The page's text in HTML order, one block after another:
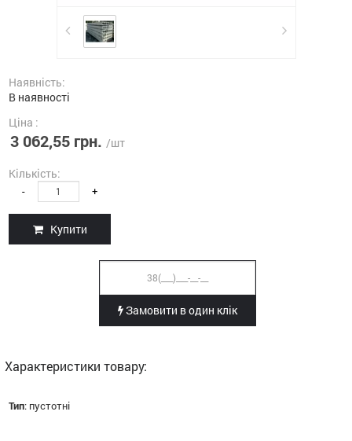
Наявність:
В наявності
Ціна :
3 062,55 грн. /шт
Кількість:
- +
Купити
Замовити в один клік
Характеристики товару:
Тип: пустотні